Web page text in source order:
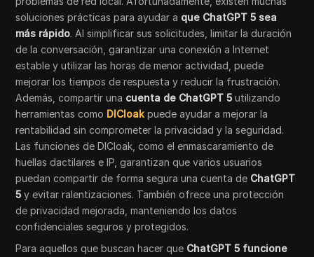
soluciones prácticas para ayudar a que ChatGPT 5 sea
más rápido. Al simplificar sus solicitudes, limitar la duración
de la conversación, garantizar una conexión a Internet
estable y utilizar las horas de menor actividad, puede
mejorar los tiempos de respuesta y reducir la frustración.
Además, compartir una cuenta de ChatGPT 5 utilizando
herramientas como DICloak puede ayudar a mejorar la
rentabilidad sin comprometer la privacidad y la seguridad.
Las funciones de DICloak, como el enmascaramiento de
huellas dactilares e IP, garantizan que varios usuarios
puedan compartir de forma segura una cuenta de ChatGPT
5 y evitar ralentizaciones. También ofrece una protección
de privacidad mejorada, manteniendo los datos
confidenciales seguros y protegidos.
Para aquellos que buscan hacer que ChatGPT 5 funcione